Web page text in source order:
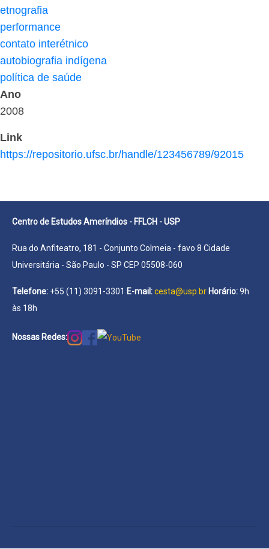
etnografia
performance
contato interétnico
autobiografia indígena
política de saúde
Ano
2008
Link
https://repositorio.ufsc.br/handle/123456789/92015
Centro de Estudos Ameríndios - FFLCH - USP
Rua do Anfiteatro, 181 - Conjunto Colmeia - favo 8 Cidade
Universitária - São Paulo - SP CEP 05508-060
Telefone: +55 (11) 3091-3301 E-mail:cesta@usp.br Horário:9h
às 18h
Nossas Redes: